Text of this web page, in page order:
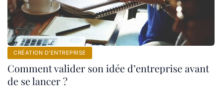
CRÉATION D’ENTREPRISE
Comment valider son idée d’entreprise avant
de se lancer ?